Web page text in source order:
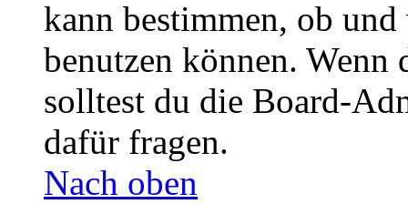
kann bestimmen, ob
benutzen können. Wenn
solltest du die Board-
dafür fragen.
Nach oben